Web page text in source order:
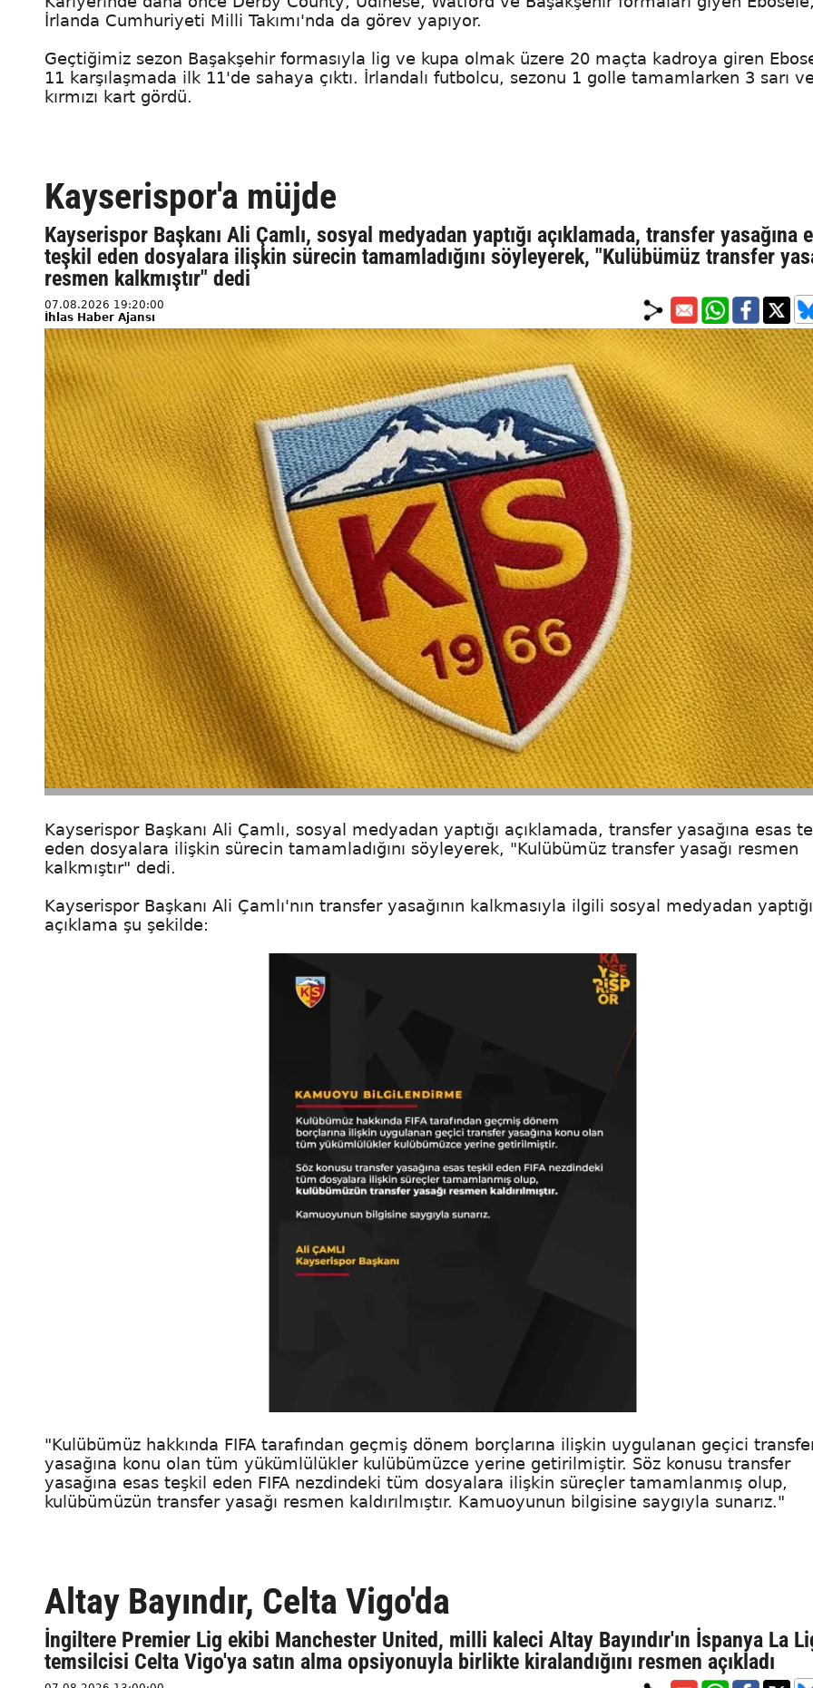
İrlanda Cumhuriyeti Milli Takımı'nda da görev yapıyor.
Geçtiğimiz sezon Başakşehir formasıyla lig ve kupa olmak üzere 20 maçta kadroya giren
11 karşılaşmada ilk 11'de sahaya çıktı. İrlandalı futbolcu, sezonu 1 golle tamamlarken 3 sarı
kırmızı kart gördü.
Kayserispor'a müjde
Kayserispor Başkanı Ali Çamlı, sosyal medyadan yaptığı açıklamada, transfer yasağına
teşkil eden dosyalara ilişkin sürecin tamamladığını söyleyerek, "Kulübümüz transfer
resmen kalkmıştır" dedi
07.08.2026 19:20:00
İhlas Haber Ajansı
Kayserispor Başkanı Ali Çamlı, sosyal medyadan yaptığı açıklamada, transfer yasağına esas
eden dosyalara ilişkin sürecin tamamladığını söyleyerek, "Kulübümüz transfer yasağı resmen
kalkmıştır" dedi.
Kayserispor Başkanı Ali Çamlı'nın transfer yasağının kalkmasıyla ilgili sosyal medyadan yaptığı
açıklama şu şekilde:
"Kulübümüz hakkında FIFA tarafından geçmiş dönem borçlarına ilişkin uygulanan geçici
yasağına konu olan tüm yükümlülükler kulübümüzce yerine getirilmiştir. Söz konusu transfer
yasağına esas teşkil eden FIFA nezdindeki tüm dosyalara ilişkin süreçler tamamlanmış olup,
kulübümüzün transfer yasağı resmen kaldırılmıştır. Kamuoyunun bilgisine saygıyla sunarız."
Altay Bayındır, Celta Vigo'da
İngiltere Premier Lig ekibi Manchester United, milli kaleci Altay Bayındır'ın İspanya La
temsilcisi Celta Vigo'ya satın alma opsiyonuyla birlikte kiralandığını resmen açıkladı